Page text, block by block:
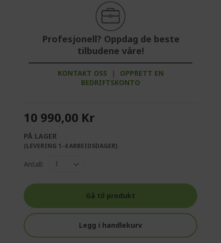
Profesjonell? Oppdag de beste
tilbudene våre!
KONTAKT OSS |
OPPRETT EN
BEDRIFTSKONTO
10 990,00 Kr
PÅ LAGER
(LEVERING 1-4 ARBEIDSDAGER)
Antall:
Gå til produkt
Legg i handlekurv